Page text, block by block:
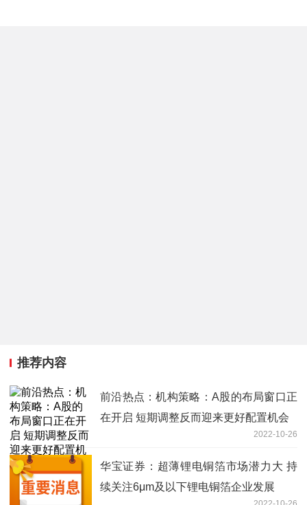
推荐内容
前沿热点：机构策略：A股的布局窗口正
在开启 短期调整反而迎来更好配置机会
2022-10-26
华宝证券：超薄锂电铜箔市场潜力大 持
续关注6μm及以下锂电铜箔企业发展